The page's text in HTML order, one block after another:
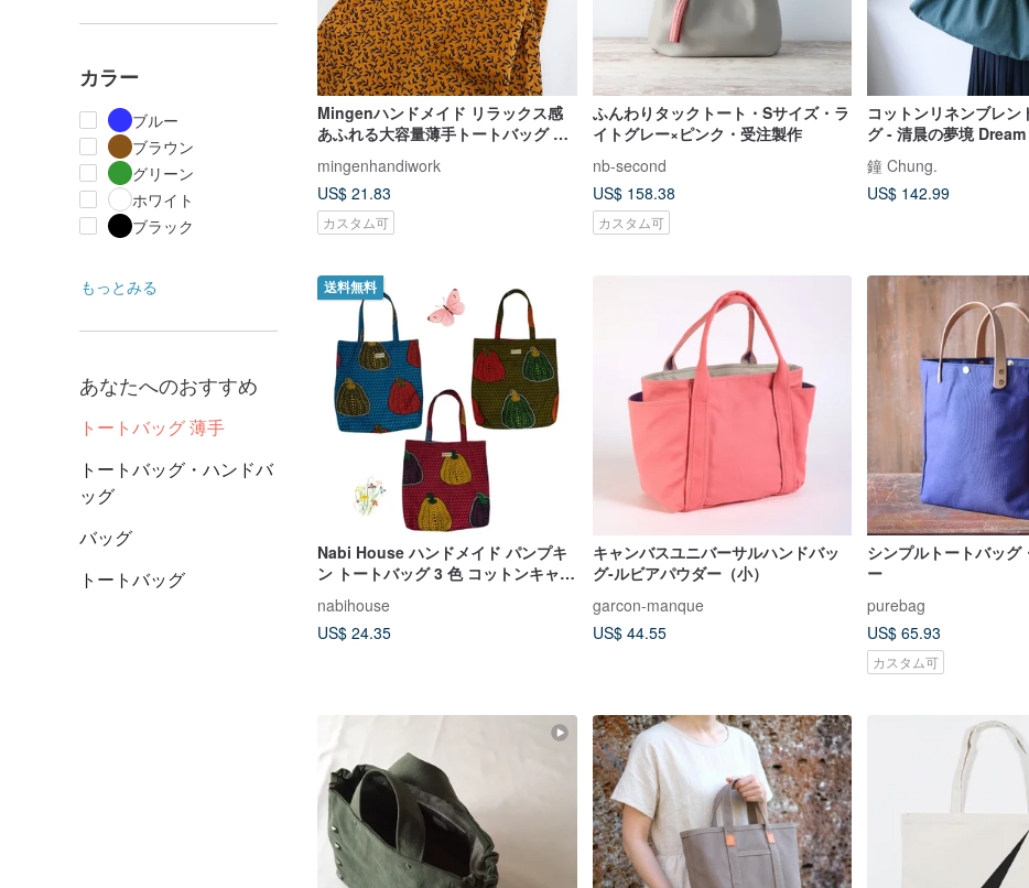
カラー
ブルー
ブラウン
グリーン
ホワイト
ブラック
もっとみる
あなたへのおすすめ
トートバッグ 薄手
トートバッグ・ハンドバ
ッグ
バッグ
トートバッグ
Mingenハンドメイド リラックス感
あふれる大容量薄手トートバッグ エ
コバッグにも
mingenhandiwork
US$ 21.83
カスタム可
ふんわりタックトート・Sサイズ・ラ
イトグレー×ピンク・受注製作
nb-second
US$ 158.38
カスタム可
コットンリネンブレン
グ - 清晨の夢境
鐘 Chung.
US$ 142.99
送料無料
Nabi House ハンドメイド パンプキ
ン トートバッグ 3 色 コットンキャン
nabihouse
US$ 24.35
キャンバスユニバーサルハンドバッ
グ-ルビアパウダー（小）
garcon-manque
US$ 44.55
シンプルトートバッグ
ー
purebag
US$ 65.93
カスタム可